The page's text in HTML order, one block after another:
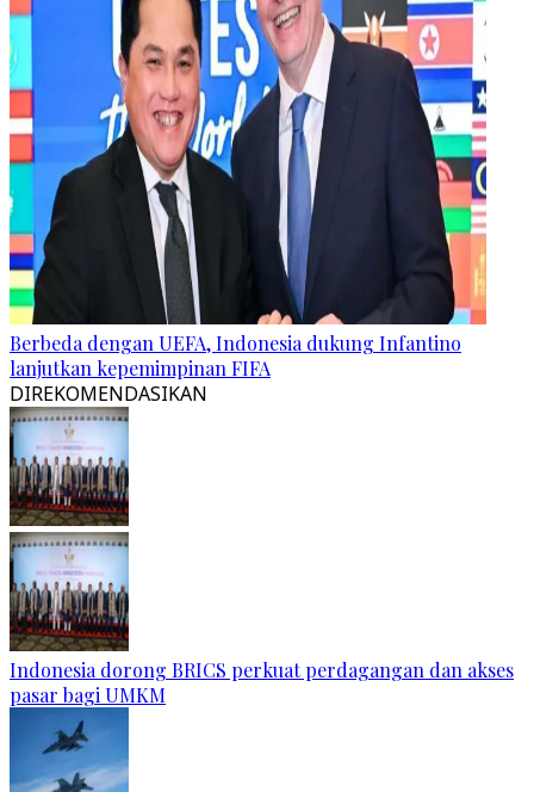
Berbeda dengan UEFA, Indonesia dukung Infantino
lanjutkan kepemimpinan FIFA
DIREKOMENDASIKAN
Indonesia dorong BRICS perkuat perdagangan dan akses
pasar bagi UMKM